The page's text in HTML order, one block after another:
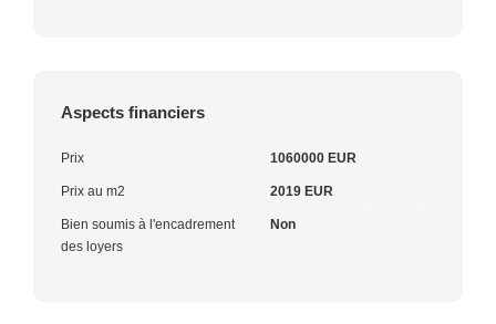
Aspects financiers
Prix 1060000 EUR
Prix au m2 2019 EUR
Bien soumis à l'encadrement
des loyers
Non